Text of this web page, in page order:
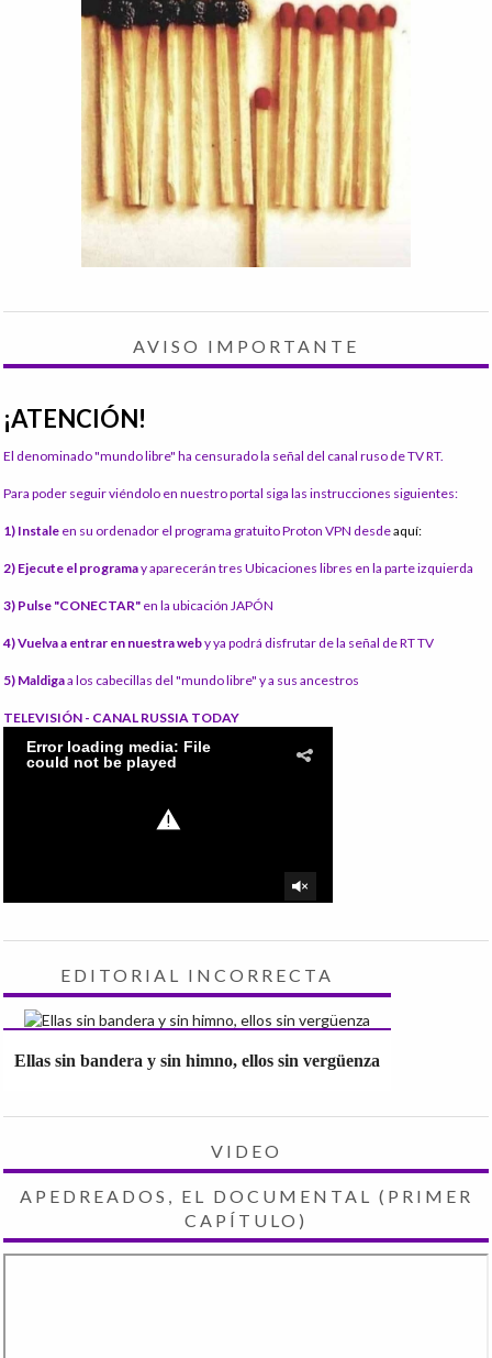
AVISO IMPORTANTE
¡ATENCIÓN!
El denominado "mundo libre" ha censurado la señal del canal ruso de TV RT.
Para poder seguir viéndolo en nuestro portal siga las instrucciones siguientes:
1) Instale en su ordenador el programa gratuito Proton VPN desdeaquí:
2) Ejecute el programay aparecerán tres Ubicaciones libres en la parte izquierda
3) Pulse "CONECTAR" en la ubicación JAPÓN
4) Vuelva a entrar en nuestra weby ya podrá disfrutar de la señal de RT TV
5) Maldigaa los cabecillas del "mundo libre" y a sus ancestros
TELEVISIÓN - CANAL RUSSIA TODAY
EDITORIAL INCORRECTA
Ellas sin bandera y sin himno, ellos sin vergüenza
VIDEO
APEDREADOS, EL DOCUMENTAL (PRIMER
CAPÍTULO)